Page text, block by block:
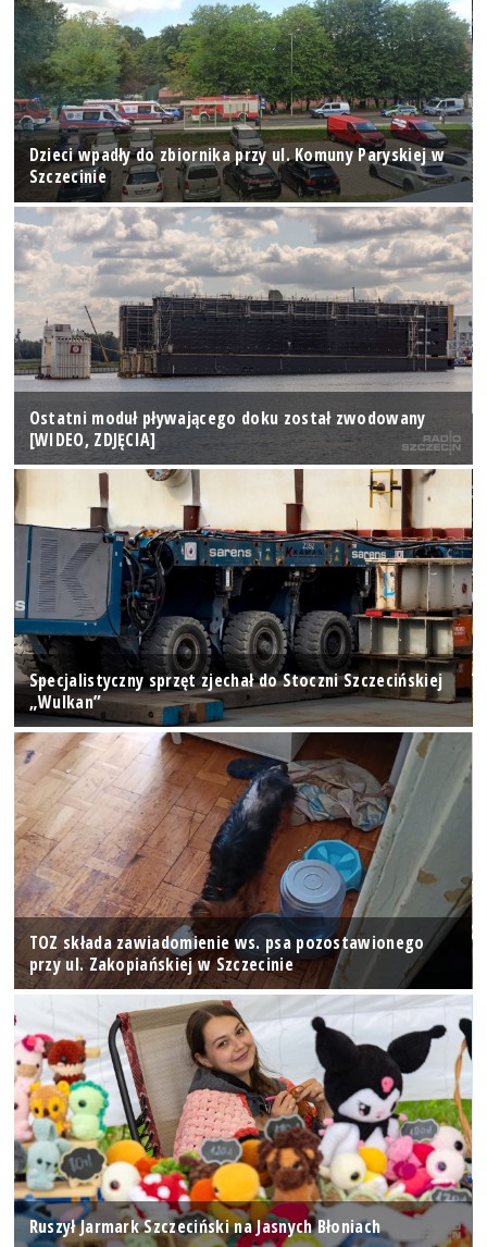
Dzieci wpadły do zbiornika przy ul. Komuny Paryskiej w
Szczecinie
Ostatni moduł pływającego doku został zwodowany
[WIDEO, ZDJĘCIA]
Specjalistyczny sprzęt zjechał do Stoczni Szczecińskiej
„Wulkan”
TOZ składa zawiadomienie ws. psa pozostawionego
przy ul. Zakopiańskiej w Szczecinie
Ruszył Jarmark Szczeciński na Jasnych Błoniach